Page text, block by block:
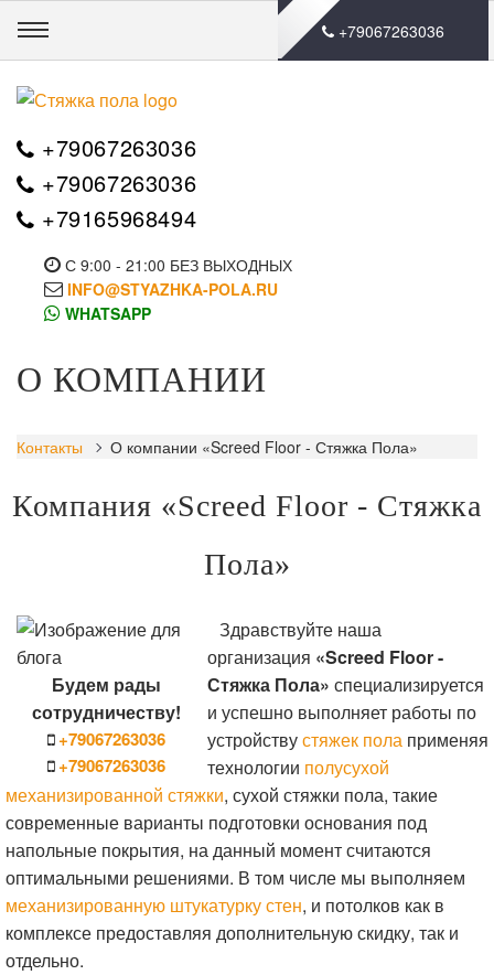
+79067263036
+79067263036
+79165968494
С 9:00 - 21:00 БЕЗ ВЫХОДНЫХ
INFO@STYAZHKA-POLA.RU
WHATSAPP
+79067263036
О КОМПАНИИ
Контакты О компании «Screed Floor - Стяжка Пола»
Компания «Screed Floor - Стяжка
Пола»
Будем рады
сотрудничеству!
+79067263036
+79067263036
Здравствуйте наша
организация «Screed Floor -
Стяжка Пола» специализируется
и успешно выполняет работы по
устройствустяжек полаприменяя
технологии полусухой
механизированной стяжки, сухой стяжки пола, такие
современные варианты подготовки основания под
напольные покрытия, на данный момент считаются
оптимальными решениями. В том числе мы выполняем
механизированную штукатурку стен, и потолков как в
комплексе предоставляя дополнительную скидку, так и
отдельно.